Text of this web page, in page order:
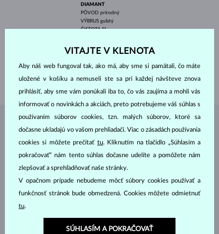
DIAMANT
PÔVOD prírodný
VÝBRUS guľatý
ČISTOTASI
VÁHA 0.14 ct
ŠÍRKA 1.65 mm
VÁHA 2.00 g
ŠPERKY ZATELIÉRU KLENOTA
VITAJTE V KLENOTA
Aby náš web fungoval tak, ako má, aby sme si pamätali, čo máte
uložené v košíku a nemuseli ste sa pri každej návšteve znova
prihlásiť, aby sme vám ponúkali iba to, čo vás zaujíma a mohli vás
informovať o novinkách a akciách, preto potrebujeme váš súhlas s
používaním súborov cookies, tzn. malých súborov, ktoré sa
dočasne ukladajú vo vašom prehliadači. Viac o zásadách používania
cookies si môžete prečítať tu. Kliknutím na tlačidlo „Súhlasím a
pokračovať“ nám tento súhlas dočasne udelíte a pomôžete nám
zlepšovať a sprehľadňovať naše stránky.
V opačnom prípade nebudeme môcť súbory cookies používať a
funkčnosť stránok bude obmedzená. Cookies môžete odmietnuť
tu.
SÚHLASÍM A POKRAČOVAŤ